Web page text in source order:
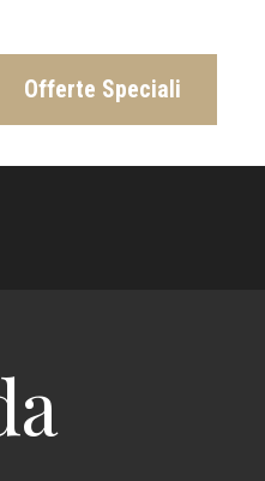
Offerte Speciali